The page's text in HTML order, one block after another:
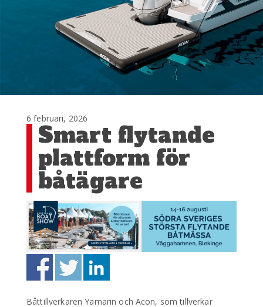
6 februari, 2026
Smart flytande
plattform för
båtägare
Båttillverkaren Yamarin och Acon, som tillverkar